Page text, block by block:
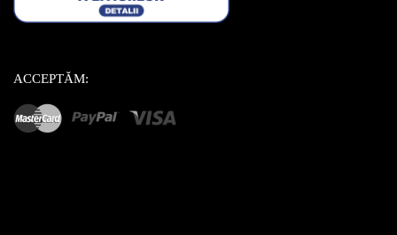
ACCEPTĂM: